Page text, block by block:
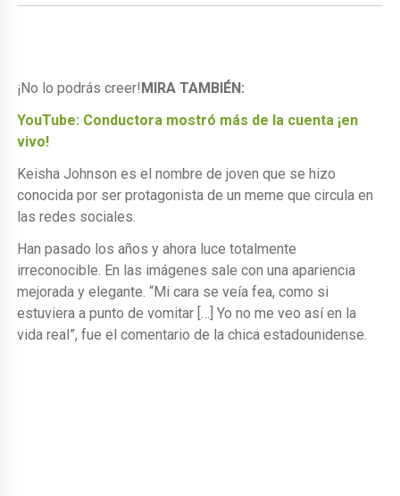
¡No lo podrás creer!MIRA TAMBIÉN:
YouTube: Conductora mostró más de la cuenta ¡en
vivo!
Keisha Johnson es el nombre de joven que se hizo
conocida por ser protagonista de un meme que circula en
las redes sociales.
Han pasado los años y ahora luce totalmente
irreconocible. En las imágenes sale con una apariencia
mejorada y elegante. “Mi cara se veía fea, como si
estuviera a punto de vomitar […] Yo no me veo así en la
vida real”, fue el comentario de la chica estadounidense.